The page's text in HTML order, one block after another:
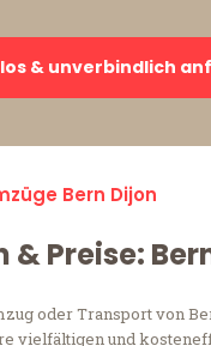
& unverbindlich
Bern Dijon
& Preise:
oder Transport von
vielfältigen und